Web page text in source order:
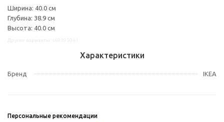
Ширина: 40.0 см
Глубина: 38.9 см
Высота: 40.0 см
Характеристики
Бренд IKEA
Персональные рекомендации